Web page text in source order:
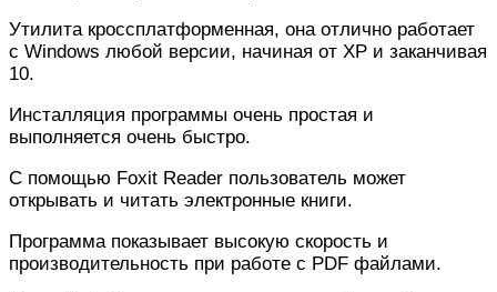
Утилита кроссплатформенная, она отлично работает
с Windows любой версии, начиная от XP и заканчивая
10.
Инсталляция программы очень простая и
выполняется очень быстро.
С помощью Foxit Reader пользователь может
открывать и читать электронные книги.
Программа показывает высокую скорость и
производительность при работе с PDF файлами.